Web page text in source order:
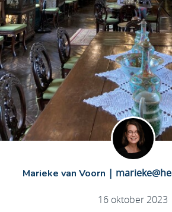
Marieke van Voorn |
16 oktober 2023